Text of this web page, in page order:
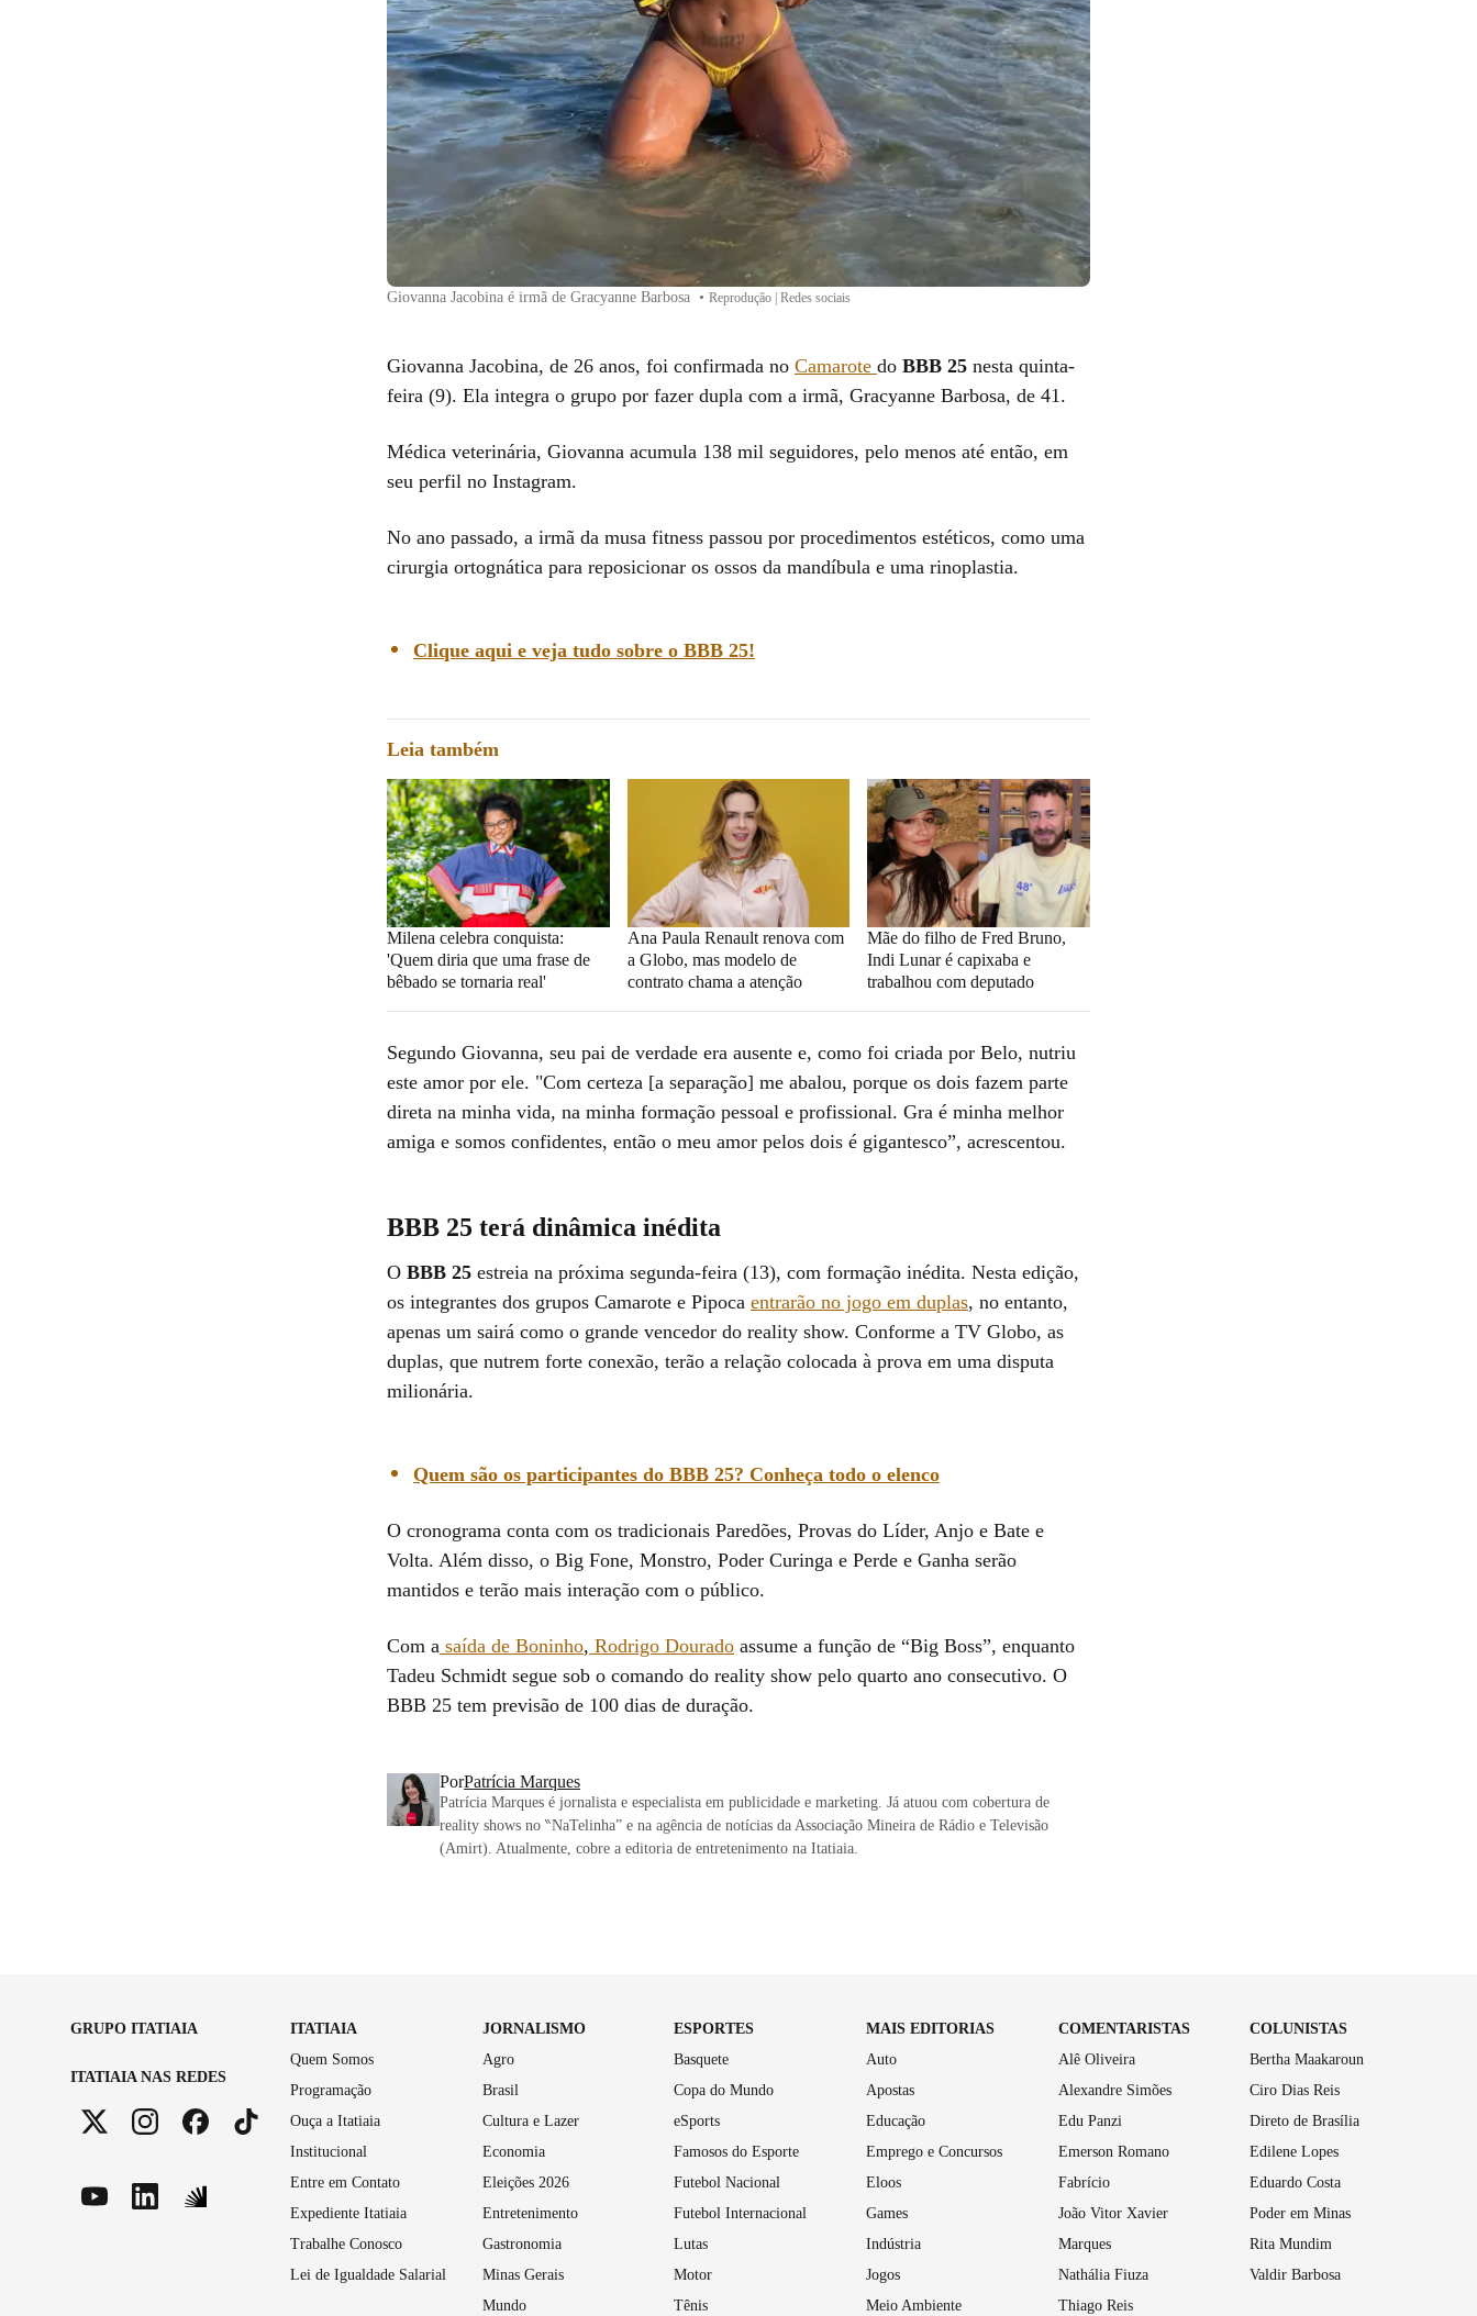
Giovanna Jacobina é irmã de Gracyanne Barbosa • Reprodução | Redes sociais
Giovanna Jacobina, de 26 anos, foi confirmada no Camarote do BBB 25 nesta quinta-
feira (9). Ela integra o grupo por fazer dupla com a irmã, Gracyanne Barbosa, de 41.
Médica veterinária, Giovanna acumula 138 mil seguidores, pelo menos até então, em
seu perfil no Instagram.
No ano passado, a irmã da musa fitness passou por procedimentos estéticos, como uma
cirurgia ortognática para reposicionar os ossos da mandíbula e uma rinoplastia.
Clique aqui e veja tudo sobre o BBB 25!
Leia também
Milena celebra conquista:
'Quem diria que uma frase de
bêbado se tornaria real'
Ana Paula Renault renova com
a Globo, mas modelo de
contrato chama a atenção
Mãe do filho de Fred Bruno,
Indi Lunar é capixaba e
trabalhou com deputado
Segundo Giovanna, seu pai de verdade era ausente e, como foi criada por Belo, nutriu
este amor por ele. "Com certeza [a separação] me abalou, porque os dois fazem parte
direta na minha vida, na minha formação pessoal e profissional. Gra é minha melhor
amiga e somos confidentes, então o meu amor pelos dois é gigantesco”, acrescentou.
BBB 25 terá dinâmica inédita
O BBB 25 estreia na próxima segunda-feira (13), com formação inédita. Nesta edição,
os integrantes dos grupos Camarote e Pipoca entrarão no jogo em duplas, no entanto,
apenas um sairá como o grande vencedor do reality show. Conforme a TV Globo, as
duplas, que nutrem forte conexão, terão a relação colocada à prova em uma disputa
milionária.
Quem são os participantes do BBB 25? Conheça todo o elenco
O cronograma conta com os tradicionais Paredões, Provas do Líder, Anjo e Bate e
Volta. Além disso, o Big Fone, Monstro, Poder Curinga e Perde e Ganha serão
mantidos e terão mais interação com o público.
Com a saída de Boninho, Rodrigo Dourado assume a função de “Big Boss”, enquanto
Tadeu Schmidt segue sob o comando do reality show pelo quarto ano consecutivo. O
BBB 25 tem previsão de 100 dias de duração.
PorPatrícia Marques
Patrícia Marques é jornalista e especialista em publicidade e marketing. Já atuou com cobertura de
reality shows no ‶NaTelinha” e na agência de notícias da Associação Mineira de Rádio e Televisão
(Amirt). Atualmente, cobre a editoria de entretenimento na Itatiaia.
GRUPO ITATIAIA
ITATIAIA NAS REDES
ITATIAIA
Quem Somos
Programação
Ouça a Itatiaia
Institucional
Entre em Contato
Expediente Itatiaia
Trabalhe Conosco
Lei de Igualdade Salarial
JORNALISMO
Agro
Brasil
Cultura e Lazer
Economia
Eleições 2026
Entretenimento
Gastronomia
Minas Gerais
Mundo
ESPORTES
Basquete
Copa do Mundo
eSports
Famosos do Esporte
Futebol Nacional
Futebol Internacional
Lutas
Motor
Tênis
MAIS EDITORIAS
Auto
Apostas
Educação
Emprego e Concursos
Eloos
Games
Indústria
Jogos
Meio Ambiente
COMENTARISTAS
Alê Oliveira
Alexandre Simões
Edu Panzi
Emerson Romano
Fabrício
João Vitor Xavier
Marques
Nathália Fiuza
Thiago Reis
COLUNISTAS
Bertha Maakaroun
Ciro Dias Reis
Direto de Brasília
Edilene Lopes
Eduardo Costa
Poder em Minas
Rita Mundim
Valdir Barbosa